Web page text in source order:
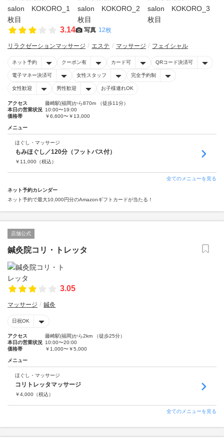
3.14 写真 12枚
リラクゼーションマッサージ エステ マッサージ フェイシャル
ネット予約 クーポン有 カード可 QRコード決済可
電子マネー決済可 女性スタッフ 完全予約制
女性歓迎 男性歓迎 お子様連れOK
アクセス
藤崎駅(福岡)から870m （徒歩11分）
本日の営業状況 10:00〜19:00
価格帯
￥6,600〜￥13,000
メニュー
ほぐし・マッサージ
もみほぐし／120分（フットバス付）
￥ 11,000 （税込）
全てのメニューを見る
ネット予約カレンダー
ネット予約で最大10,000円分のAmazonギフトカードが当たる！
店舗公式
鍼灸院コリ・トレッタ
3.05
マッサージ 鍼灸
日祝OK
アクセス
藤崎駅(福岡)から2km （徒歩25分）
本日の営業状況 10:00〜20:00
価格帯
￥1,000〜￥5,000
メニュー
ほぐし・マッサージ
コリトレッタマッサージ
￥4,000 （税込）
全てのメニューを見る